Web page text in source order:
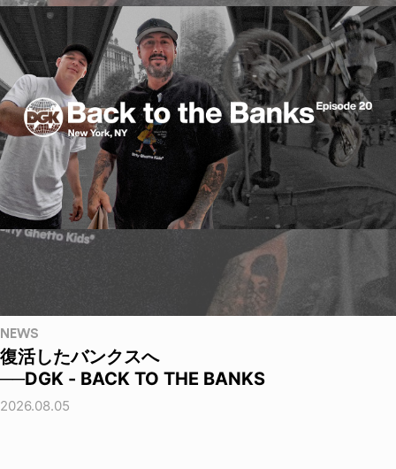
NEWS
復活したバンクスへ
──DGK - BACK TO THE BANKS
2026.08.05